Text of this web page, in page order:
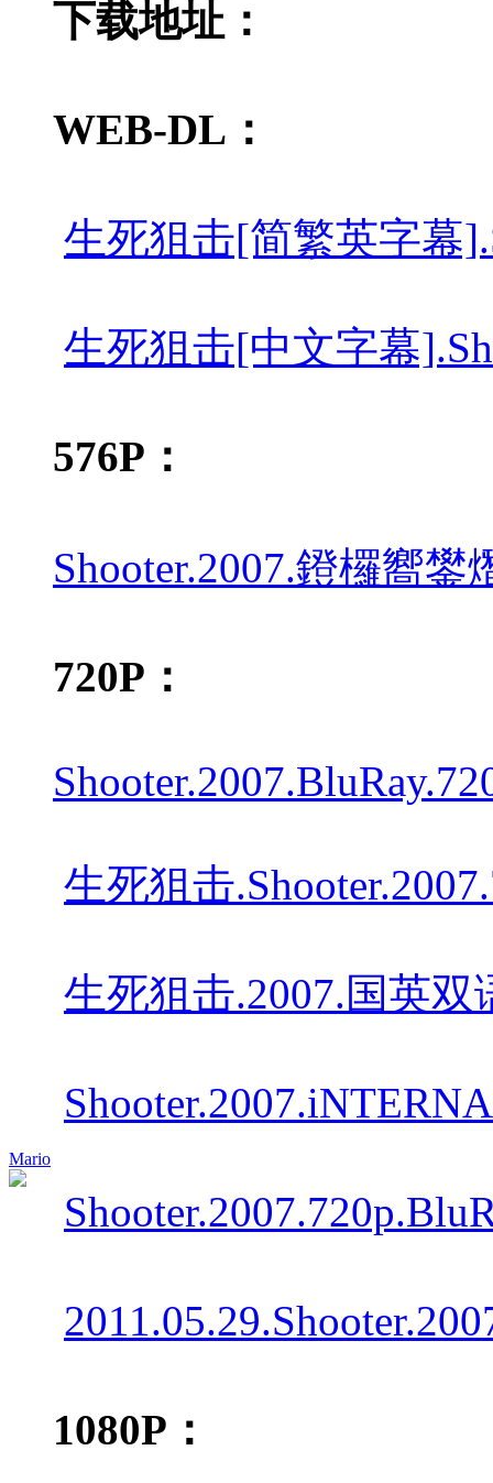
Mario
下载地址：
WEB-DL：
生死狙击[简繁英字幕
生死狙击[中文字幕
576P：
Shooter.2007.鐙欏嚮
720P：
生死狙击
生死狙击.2007.国英双
1080P：